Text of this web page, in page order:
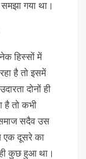
गया था।
हिस्सों में
है तो इसमें
दोनों ही
है तो कभी
सदैव उस
एक दूसरे का
कुछ हुआ था।